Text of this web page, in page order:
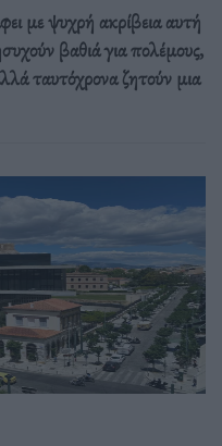
με ψυχρή ακρίβεια αυτή
βαθιά για πολέμους,
ταυτόχρονα ζητούν μια